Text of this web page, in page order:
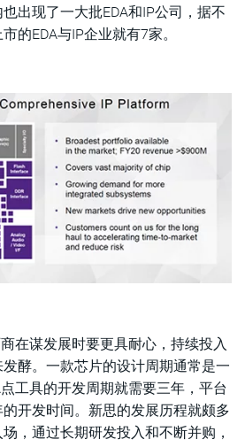
出现了一大批EDA和IP公司，据不
的EDA与IP企业就有7家。
在谋发展时要更具耐心，持续投入
酵。一款芯片的设计周期通常是一
工具的开发周期就需要三年，平台
开发时间。新思的发展历程就颇多
，通过长期研发投入和不断并购，